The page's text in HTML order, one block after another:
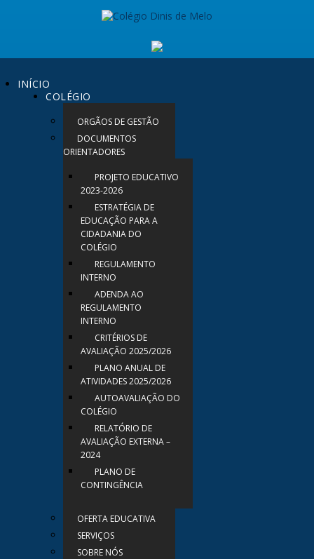
INÍCIO
COLÉGIO
ORGÃOS DE GESTÃO
DOCUMENTOS
ORIENTADORES
PROJETO EDUCATIVO
2023-2026
ESTRATÉGIA DE
EDUCAÇÃO PARA A
CIDADANIA DO
COLÉGIO
REGULAMENTO
INTERNO
ADENDA AO
REGULAMENTO
INTERNO
CRITÉRIOS DE
AVALIAÇÃO 2025/2026
PLANO ANUAL DE
ATIVIDADES 2025/2026
AUTOAVALIAÇÃO DO
COLÉGIO
RELATÓRIO DE
AVALIAÇÃO EXTERNA –
2024
PLANO DE
CONTINGÊNCIA
OFERTA EDUCATIVA
SERVIÇOS
SOBRE NÓS